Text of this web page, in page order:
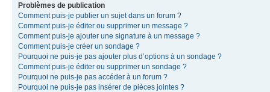
Problèmes de publication
Comment puis-je publier un sujet dans un forum ?
Comment puis-je éditer ou supprimer un message ?
Comment puis-je ajouter une signature à un message ?
Comment puis-je créer un sondage ?
Pourquoi ne puis-je pas ajouter plus d’options à un sondage ?
Comment puis-je éditer ou supprimer un sondage ?
Pourquoi ne puis-je pas accéder à un forum ?
Pourquoi ne puis-je pas insérer de pièces jointes ?